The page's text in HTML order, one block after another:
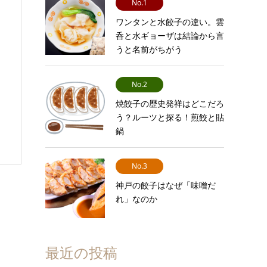
No.1
ワンタンと水餃子の違い。雲
呑と水ギョーザは結論から言
うと名前がちがう
No.2
焼餃子の歴史発祥はどこだろ
う？ルーツと探る！煎餃と貼
鍋
No.3
神戸の餃子はなぜ「味噌だ
れ」なのか
最近の投稿